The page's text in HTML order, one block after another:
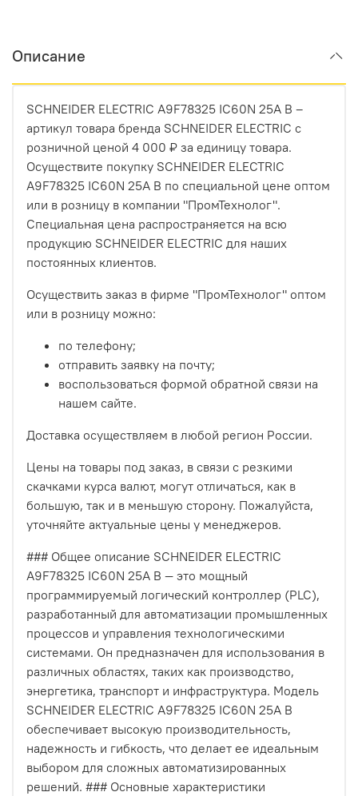
Описание
SCHNEIDER ELECTRIC A9F78325 IC60N 25A B –
артикул товара бренда SCHNEIDER ELECTRIC с
розничной ценой 4 000 ₽ за единицу товара.
Осуществите покупку SCHNEIDER ELECTRIC
A9F78325 IC60N 25A B по специальной цене оптом
или в розницу в компании "ПромТехнолог".
Специальная цена распространяется на всю
продукцию SCHNEIDER ELECTRIC для наших
постоянных клиентов.
Осуществить заказ в фирме "ПромТехнолог" оптом
или в розницу можно:
по телефону;
отправить заявку на почту;
воспользоваться формой обратной связи на
нашем сайте.
Доставка осуществляем в любой регион России.
Цены на товары под заказ, в связи с резкими
скачками курса валют, могут отличаться, как в
большую, так и в меньшую сторону. Пожалуйста,
уточняйте актуальные цены у менеджеров.
### Общее описание SCHNEIDER ELECTRIC
A9F78325 IC60N 25A B — это мощный
программируемый логический контроллер (PLC),
разработанный для автоматизации промышленных
процессов и управления технологическими
системами. Он предназначен для использования в
различных областях, таких как производство,
энергетика, транспорт и инфраструктура. Модель
SCHNEIDER ELECTRIC A9F78325 IC60N 25A B
обеспечивает высокую производительность,
надежность и гибкость, что делает ее идеальным
выбором для сложных автоматизированных
решений. ### Основные характеристики